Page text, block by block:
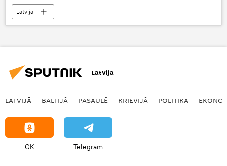
Latvijā
Latvija
LATVIJĀ BALTIJĀ PASAULĒ KRIEVIJĀ POLITIKA
OK Telegram